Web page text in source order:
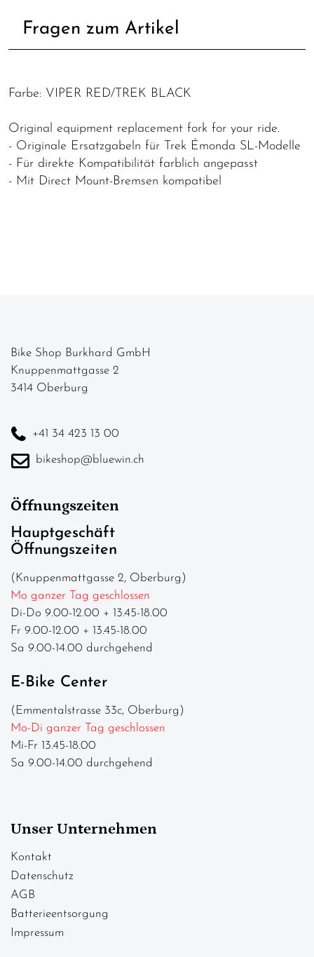
Fragen zum Artikel
Farbe: VIPER RED/TREK BLACK
Original equipment replacement fork for your ride.
- Originale Ersatzgabeln für Trek Émonda SL-Modelle
- Für direkte Kompatibilität farblich angepasst
- Mit Direct Mount-Bremsen kompatibel
Bike Shop Burkhard GmbH
Knuppenmattgasse 2
3414 Oberburg
+41 34 423 13 00
bikeshop@bluewin.ch
Öffnungszeiten
Hauptgeschäft
Öffnungszeiten
(Knuppenmattgasse 2, Oberburg)
Mo ganzer Tag geschlossen
Di-Do 9.00-12.00 + 13.45-18.00
Fr 9.00-12.00 + 13.45-18.00
Sa 9.00-14.00 durchgehend
E-Bike Center
(Emmentalstrasse 33c, Oberburg)
Mo-Di ganzer Tag geschlossen
Mi-Fr 13.45-18.00
Sa 9.00-14.00 durchgehend
Unser Unternehmen
Kontakt
Datenschutz
AGB
Batterieentsorgung
Impressum